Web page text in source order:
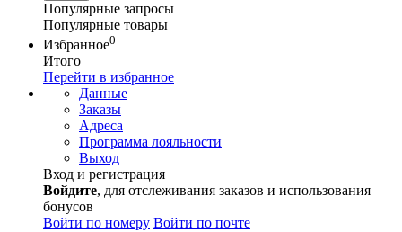
Популярные запросы
Популярные товары
Избранное0
Итого
Перейти в избранное
Данные
Заказы
Адреса
Программа лояльности
Выход
Вход и регистрация
Войдите, для отслеживания заказов и использования
бонусов
Войти по номеру Войти по почте